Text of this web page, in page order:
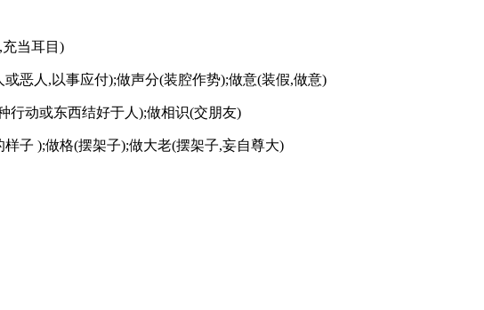
当耳目)
恶人,以事应付);做声分(装腔作势);做意(装假,做意)
行动或东西结好于人);做相识(交朋友)
子 );做格(摆架子);做大老(摆架子,妄自尊大)